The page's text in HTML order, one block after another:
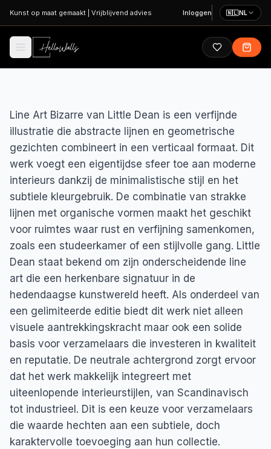
Ga naar hoofdinhoud
Kunst op maat gemaakt Vrijblijvend advies Inloggen 🇳🇱NL
Line Art Bizarre van Little Dean is een verfijnde
illustratie die abstracte lijnen en geometrische
gezichten combineert in een verticaal formaat. Dit
werk voegt een eigentijdse sfeer toe aan moderne
interieurs dankzij de minimalistische stijl en het
subtiele kleurgebruik. De combinatie van strakke
lijnen met organische vormen maakt het geschikt
voor ruimtes waar rust en verfijning samenkomen,
zoals een studeerkamer of een stijlvolle gang. Little
Dean staat bekend om zijn onderscheidende line
art die een herkenbare signatuur in de
hedendaagse kunstwereld heeft. Als onderdeel van
een gelimiteerde editie biedt dit werk niet alleen
visuele aantrekkingskracht maar ook een solide
basis voor verzamelaars die investeren in kwaliteit
en reputatie. De neutrale achtergrond zorgt ervoor
dat het werk makkelijk integreert met
uiteenlopende interieurstijlen, van Scandinavisch
tot industrieel. Dit is een keuze voor verzamelaars
die waarde hechten aan een subtiele, doch
karaktervolle toevoeging aan hun collectie.